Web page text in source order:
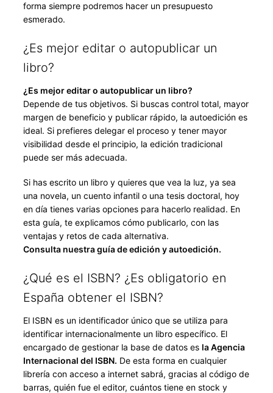
forma siempre podremos hacer un presupuesto
esmerado.
¿Es mejor editar o autopublicar un
libro?
¿Es mejor editar o autopublicar un libro?
Depende de tus objetivos. Si buscas control total, mayor
margen de beneficio y publicar rápido, la autoedición es
ideal. Si prefieres delegar el proceso y tener mayor
visibilidad desde el principio, la edición tradicional
puede ser más adecuada.
Si has escrito un libro y quieres que vea la luz, ya sea
una novela, un cuento infantil o una tesis doctoral, hoy
en día tienes varias opciones para hacerlo realidad. En
esta guía, te explicamos cómo publicarlo, con las
ventajas y retos de cada alternativa.
Consulta nuestra guía de edición y autoedición.
¿Qué es el ISBN? ¿Es obligatorio en
España obtener el ISBN?
El ISBN es un identificador único que se utiliza para
identificar internacionalmente un libro específico. El
encargado de gestionar la base de datos es la Agencia
Internacional del ISBN. De esta forma en cualquier
librería con acceso a internet sabrá, gracias al código de
barras, quién fue el editor, cuántos tiene en stock y